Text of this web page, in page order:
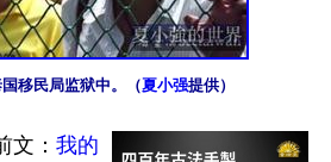
移民局监狱中。（夏小强提供）
文： 我的